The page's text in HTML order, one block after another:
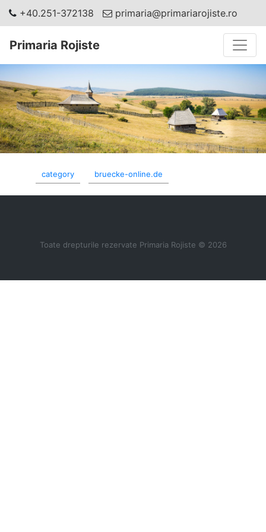
+40.251-372138 primaria@primariarojiste.ro
Primaria Rojiste
category bruecke-online.de
Toate drepturile rezervate Primaria Rojiste © 2026